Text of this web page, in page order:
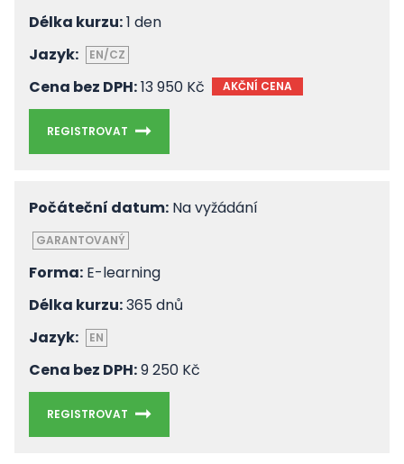
Délka kurzu:1 den
Jazyk:
EN/CZ
Cena bez DPH:13 950 Kč AKČNÍ CENA
REGISTROVAT
Počáteční datum: Na vyžádání
GARANTOVANÝ
Forma: E-learning
Délka kurzu:365 dnů
Jazyk:
EN
Cena bez DPH:9 250 Kč
REGISTROVAT